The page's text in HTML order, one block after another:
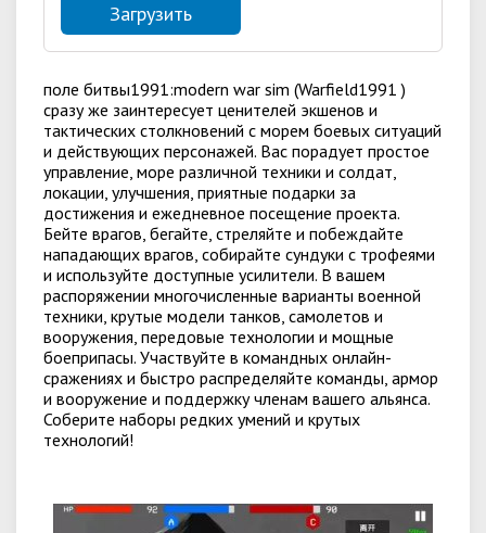
Загрузить
поле битвы1991:modern war sim (Warfield1991 )
сразу же заинтересует ценителей экшенов и
тактических столкновений с морем боевых ситуаций
и действующих персонажей. Вас порадует простое
управление, море различной техники и солдат,
локации, улучшения, приятные подарки за
достижения и ежедневное посещение проекта.
Бейте врагов, бегайте, стреляйте и побеждайте
нападающих врагов, собирайте сундуки с трофеями
и используйте доступные усилители. В вашем
распоряжении многочисленные варианты военной
техники, крутые модели танков, самолетов и
вооружения, передовые технологии и мощные
боеприпасы. Участвуйте в командных онлайн-
сражениях и быстро распределяйте команды, армор
и вооружение и поддержку членам вашего альянса.
Соберите наборы редких умений и крутых
технологий!